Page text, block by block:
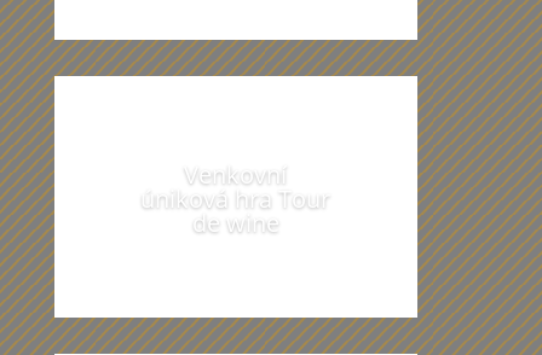
Venkovní
úniková hra Tour
de wine